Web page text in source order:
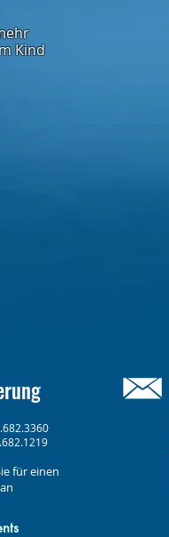
Kind
für einen